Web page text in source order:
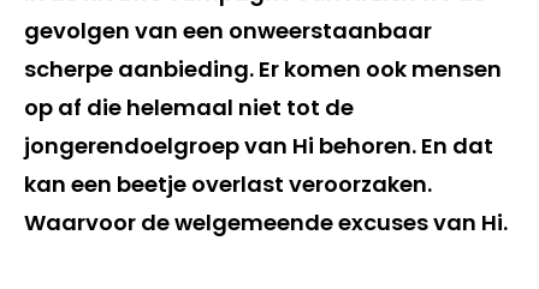
gevolgen van een onweerstaanbaar
scherpe aanbieding. Er komen ook mensen
op af die helemaal niet tot de
jongerendoelgroep van Hi behoren. En dat
kan een beetje overlast veroorzaken.
Waarvoor de welgemeende excuses van Hi.